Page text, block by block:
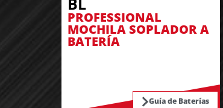
PROFESSIONAL
MOCHILA SOPLADOR A
BATERÍA
Guía de Baterías